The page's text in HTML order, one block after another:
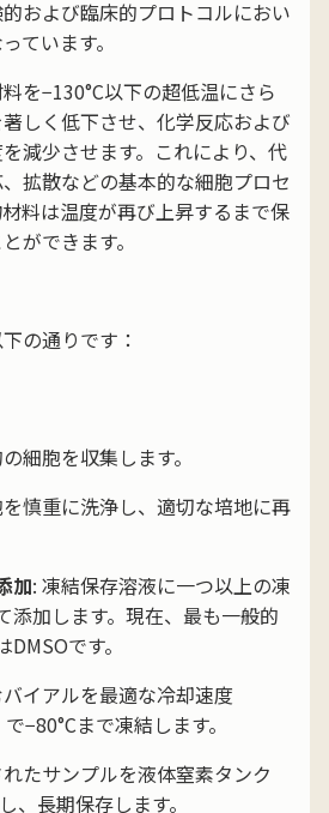
および臨床的プロトコルにおい
ています。
を−130°C以下の超低温にさら
しく低下させ、化学反応および
減少させます。これにより、代
拡散などの基本的な細胞プロセ
料は温度が再び上昇するまで保
ができます。
の通りです：
細胞を収集します。
慎重に洗浄し、適切な培地に再
加: 凍結保存溶液に一つ以上の凍
添加します。現在、最も一般的
です。
イアルを最適な冷却速度
で−80°Cまで凍結します。
たサンプルを液体窒素タンク
、長期保存します。